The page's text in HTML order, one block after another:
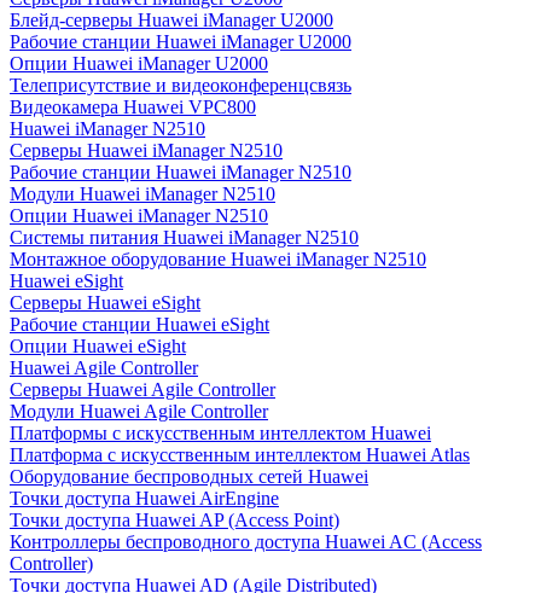
Блейд-серверы Huawei iManager U2000
Рабочие станции Huawei iManager U2000
Опции Huawei iManager U2000
Телеприсутствие и видеоконференцсвязь
Видеокамера Huawei VPC800
Huawei iManager N2510
Серверы Huawei iManager N2510
Рабочие станции Huawei iManager N2510
Модули Huawei iManager N2510
Опции Huawei iManager N2510
Системы питания Huawei iManager N2510
Монтажное оборудование Huawei iManager N2510
Huawei eSight
Серверы Huawei eSight
Рабочие станции Huawei eSight
Опции Huawei eSight
Huawei Agile Controller
Серверы Huawei Agile Controller
Модули Huawei Agile Controller
Платформы с искусственным интеллектом Huawei
Платформа с искусственным интеллектом Huawei Atlas
Оборудование беспроводных сетей Huawei
Точки доступа Huawei AirEngine
Точки доступа Huawei AP (Access Point)
Контроллеры беспроводного доступа Huawei AC (Access
Controller)
Точки доступа Huawei AD (Agile Distributed)